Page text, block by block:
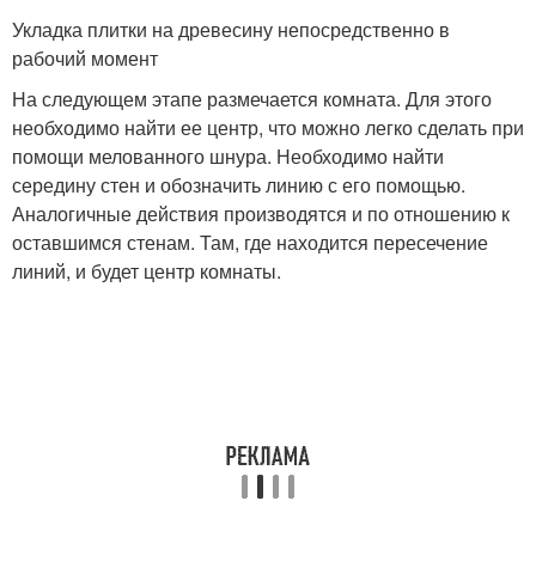
Укладка плитки на древесину непосредственно в
рабочий момент
На следующем этапе размечается комната. Для этого
необходимо найти ее центр, что можно легко сделать при
помощи мелованного шнура. Необходимо найти
середину стен и обозначить линию с его помощью.
Аналогичные действия производятся и по отношению к
оставшимся стенам. Там, где находится пересечение
линий, и будет центр комнаты.